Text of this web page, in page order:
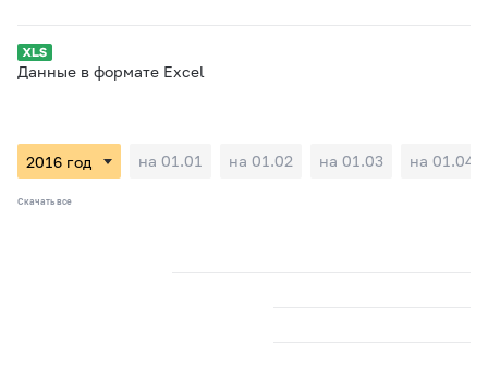
Данные в формате Excel
на 01.01 на 01.02 на 01.03 на 01.04
Скачать все